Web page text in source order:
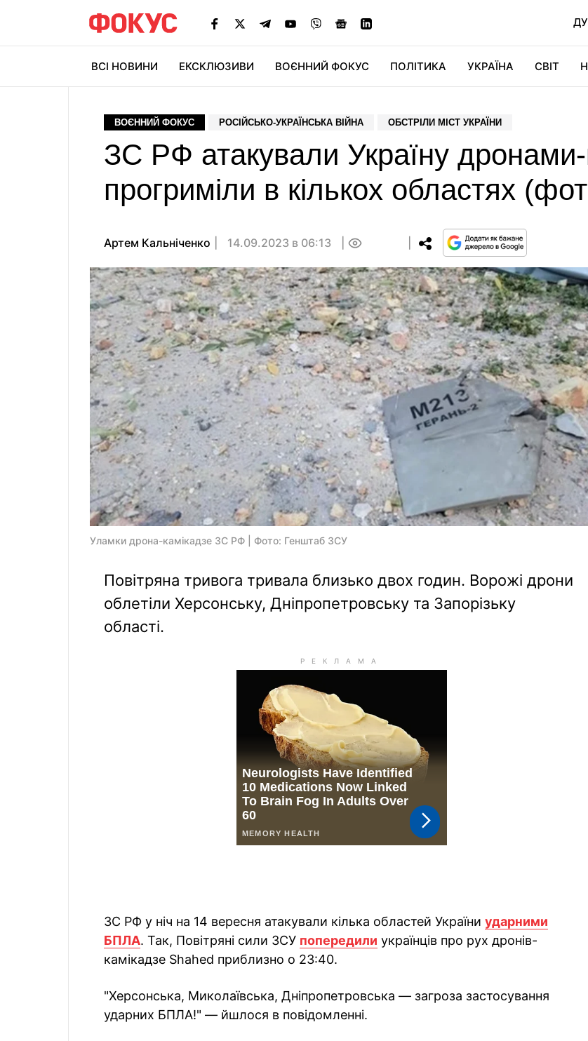
ВСІ НОВИНИ ЕКСКЛЮЗИВИ ВОЄННИЙ ФОКУС ПОЛІТИКА УКРАЇНА СВІТ
ВОЄННИЙ ФОКУС РОСІЙСЬКО-УКРАЇНСЬКА ВІЙНА ОБСТРІЛИ МІСТ УКРАЇНИ
ЗС РФ атакували Україну дронами-
прогриміли в кількох областях
Артем Кальніченко 14.09.2023 в 06:13
Уламки дрона-камікадзе ЗС РФ | Фото: Генштаб ЗСУ
Повітряна тривога тривала близько двох годин. Ворожі дрони
облетіли Херсонську, Дніпропетровську та Запорізьку
області.
ЗС РФ у ніч на 14 вересня атакували кілька областей України ударними
БПЛА. Так, Повітряні сили ЗСУ попередили українців про рух дронів-
камікадзе Shahed приблизно о 23:40.
"Херсонська, Миколаївська, Дніпропетровська — загроза застосування
ударних БПЛА!" — йшлося в повідомленні.